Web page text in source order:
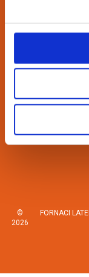
Partita IVA N.
©
2026
FORNACI